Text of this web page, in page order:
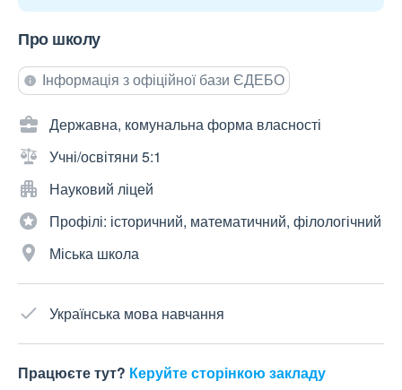
Про школу
Інформація з офіційної бази ЄДЕБО
Державна, комунальна форма власності
Учні/освітяни 5:1
Науковий ліцей
Профілі: історичний, математичний, філологічний
Міська школа
Українська мова навчання
Працюєте тут? Керуйте сторінкою закладу